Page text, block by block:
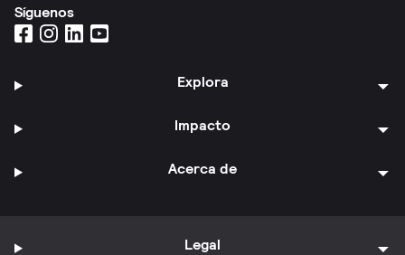
Síguenos
Explora
Impacto
Acerca de
Legal